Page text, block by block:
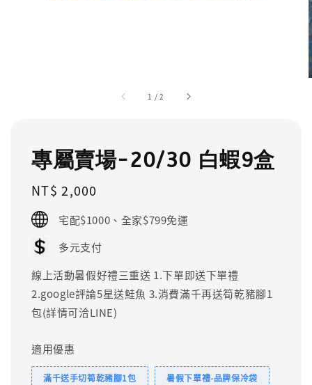
1 /2
專屬賣場-20/30 白蝦9盒
Regular
price
NT$ 2,000
宅配$1000、全家$799免運
多元支付
線上活動暑假好禮三重送 1.下單即送下單禮
2.google評論5星送鮭魚 3.消費滿千再送筍乾豬腳1
包(詳情可洽LINE)
適用優惠
滿千送手切筍乾豬腳1包 暑假下單禮-品牌保冷袋